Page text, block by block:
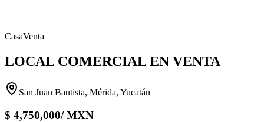
CasaVenta
LOCAL COMERCIAL EN VENTA
San Juan Bautista, Mérida, Yucatán
$ 4,750,000/MXN